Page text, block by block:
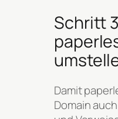
Schritt
Damit
Domain